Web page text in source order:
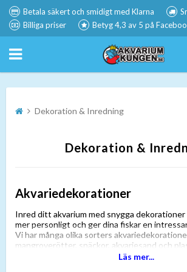
Betala säkert och smidigt med Klarna
Billiga priser
Betyg 4,3 av 5 på
Dekoration & Inredning
Dekoration &
Akvariedekorationer
Inred ditt akvarium med snygga dekorationer
mer personligt och ger dina fiskar en
Vi har många olika sorters
mangroverötter, snäckor, akvariesand och
Läs mer...